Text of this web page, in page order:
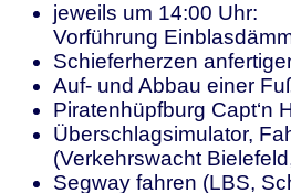
jeweils um 14:00 Uhr:
Vorführung
Schieferherzen
Auf- und Abbau einer
Piratenhüpfburg Capt‘n
Überschlagsimulator,
(Verkehrswacht
Segway fahren (LBS,